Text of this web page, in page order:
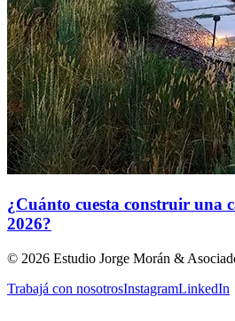
¿Cuánto cuesta construir una
2026?
© 2026 Estudio Jorge Morán &
Trabajá con nosotrosInstagramLinkedIn